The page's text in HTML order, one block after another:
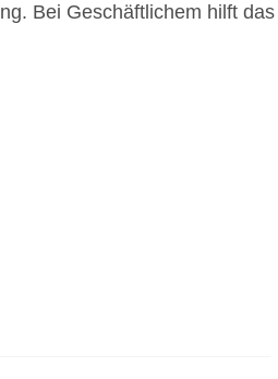
Bei Geschäftlichem hilft